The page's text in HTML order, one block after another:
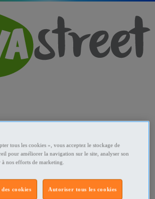
tous les cookies », vous acceptez le stockage de
pour améliorer la navigation sur le site, analyser son
nos efforts de marketing.
Autoriser tous les cookies
cookies